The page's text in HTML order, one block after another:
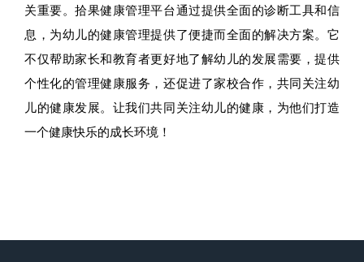
关重要。拾果健康管理平台通过提供全面的诊断工具和信
息，为幼儿的健康管理提供了便捷而全面的解决方案。它
不仅帮助家长和教育者更好地了解幼儿的发展需要，提供
个性化的管理健康服务，还促进了家校合作，共同关注幼
儿的健康发展。让我们共同关注幼儿的健康，为他们打造
一个健康快乐的成长环境！